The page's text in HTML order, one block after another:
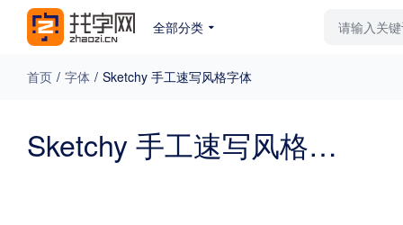
全部分类
最新字体
免费下载 收费下载 更多
首页 / 字体 / Sketchy 手工速写风格字体
Sketchy 手工速写风格字体